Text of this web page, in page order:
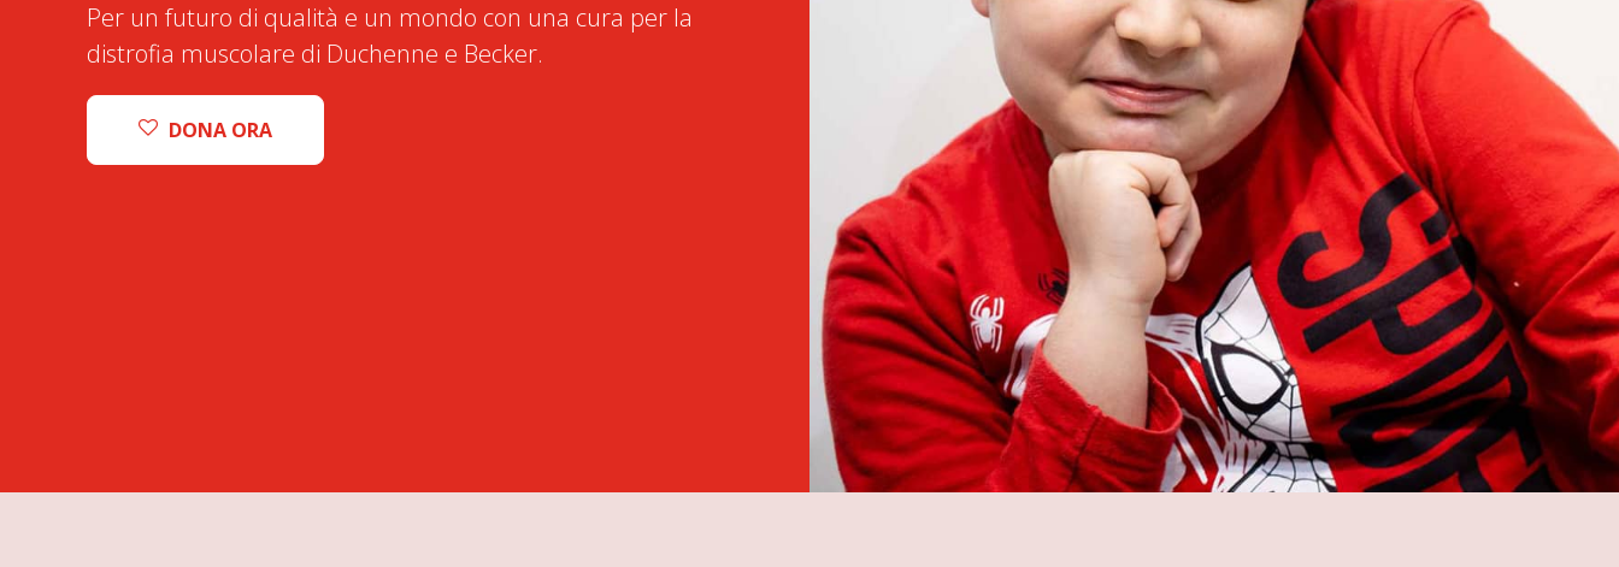
Per un futuro di qualità e un mondo con una cura per la
distrofia muscolare di Duchenne e Becker.
DONA ORA